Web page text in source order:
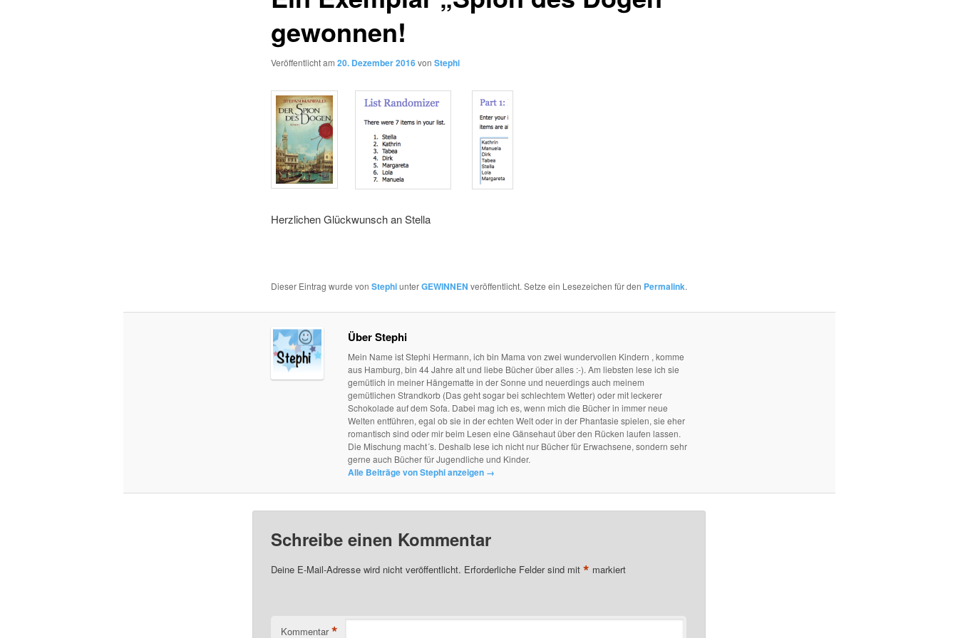
gewonnen!
Veröffentlicht am 20. Dezember 2016von Stephi
Herzlichen Glückwunsch an Stella
Dieser Eintrag wurde von StephiunterGEWINNEN veröffentlicht. Setze ein Lesezeichen für den Permalink.
Über Stephi
Mein Name ist Stephi Hermann, ich bin Mama von zwei wundervollen Kindern , komme
aus Hamburg, bin 44 Jahre alt und liebe Bücher über alles :-). Am liebsten lese ich sie
gemütlich in meiner Hängematte in der Sonne und neuerdings auch meinem
gemütlichen Strandkorb (Das geht sogar bei schlechtem Wetter) oder mit leckerer
Schokolade auf dem Sofa. Dabei mag ich es, wenn mich die Bücher in immer neue
Welten entführen, egal ob sie in der echten Welt oder in der Phantasie spielen, sie eher
romantisch sind oder mir beim Lesen eine Gänsehaut über den Rücken laufen lassen.
Die Mischung macht´s. Deshalb lese ich nicht nur Bücher für Erwachsene, sondern sehr
gerne auch Bücher für Jugendliche und Kinder.
Alle Beiträge von Stephi anzeigen →
Schreibe einen Kommentar
Deine E-Mail-Adresse wird nicht veröffentlicht. Erforderliche Felder sind mit * markiert
Kommentar *